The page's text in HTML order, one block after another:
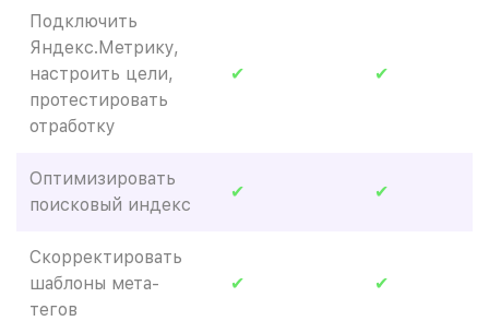
Подключить
Яндекс.Метрику,
настроить цели,
протестировать
отработку
✔ ✔
Оптимизировать
поисковый индекс
✔ ✔
Скорректировать
шаблоны мета-
тегов
✔ ✔